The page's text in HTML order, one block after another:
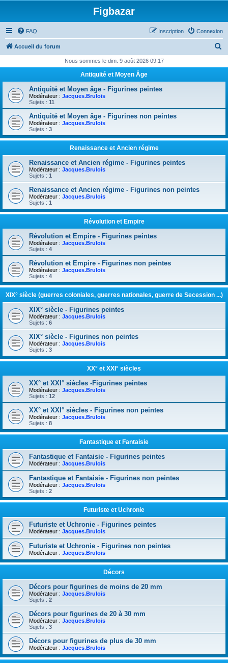
Figbazar
FAQ Connexion
Inscription
Accueil du forum
h
r
r
Nous sommes le dim. 9 août 2026 09:17
Antiquité et Moyen Âge
Antiquité et Moyen âge - Figurines peintes
Modérateur : Jacques.Brulois
Sujets : 11
Antiquité et Moyen âge - Figurines non peintes
Modérateur : Jacques.Brulois
Sujets : 3
Renaissance et Ancien régime
Renaissance et Ancien régime - Figurines peintes
Modérateur : Jacques.Brulois
Sujets : 1
Renaissance et Ancien régime - Figurines non peintes
Modérateur : Jacques.Brulois
Sujets : 1
Révolution et Empire
Révolution et Empire - Figurines peintes
Modérateur : Jacques.Brulois
Sujets : 4
Révolution et Empire - Figurines non peintes
Modérateur : Jacques.Brulois
Sujets : 4
XIX° siècle (guerres coloniales, guerres nationales, guerre de Secession ...)
XIX° siècle - Figurines peintes
Modérateur : Jacques.Brulois
Sujets : 6
XIX° siècle - Figurines non peintes
Modérateur : Jacques.Brulois
Sujets : 3
XX° et XXI° siècles
XX° et XXI° siècles -Figurines peintes
Modérateur : Jacques.Brulois
Sujets : 12
XX° et XXI° siècles - Figurines non peintes
Modérateur : Jacques.Brulois
Sujets : 8
Fantastique et Fantaisie
Fantastique et Fantaisie - Figurines peintes
Modérateur : Jacques.Brulois
Fantastique et Fantaisie - Figurines non peintes
Modérateur : Jacques.Brulois
Sujets : 2
Futuriste et Uchronie
Futuriste et Uchronie - Figurines peintes
Modérateur : Jacques.Brulois
Futuriste et Uchronie - Figurines non peintes
Modérateur : Jacques.Brulois
Décors
Décors pour figurines de moins de 20 mm
Modérateur : Jacques.Brulois
Sujets : 2
Décors pour figurines de 20 à 30 mm
Modérateur : Jacques.Brulois
Sujets : 3
Décors pour figurines de plus de 30 mm
Modérateur : Jacques.Brulois